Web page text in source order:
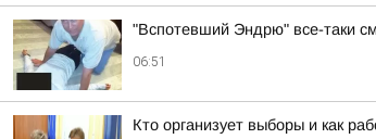
"Вспотевший Эндрю" все-таки
06:51
Кто организует выборы и как